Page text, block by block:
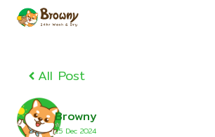
All Post
Browny
25 Dec 2O24